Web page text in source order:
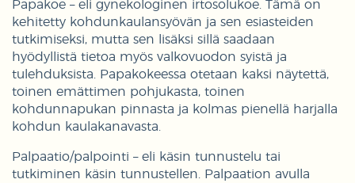
Papakoe – eli gynekologinen irtosolukoe. Tämä on
kehitetty kohdunkaulansyövän ja sen esiasteiden
tutkimiseksi, mutta sen lisäksi sillä saadaan
hyödyllistä tietoa myös valkovuodon syistä ja
tulehduksista. Papakokeessa otetaan kaksi näytettä,
toinen emättimen pohjukasta, toinen
kohdunnapukan pinnasta ja kolmas pienellä harjalla
kohdun kaulakanavasta.
Palpaatio/palpointi – eli käsin tunnustelu tai
tutkiminen käsin tunnustellen. Palpaation avulla